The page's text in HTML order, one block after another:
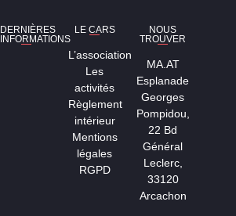
DERNIÈRES
INFORMATIONS
LE CARS
L’association
Les
activités
Règlement
intérieur
Mentions
légales
RGPD
NOUS
TROUVER
MA.AT
Esplanade
Georges
Pompidou,
22 Bd
Général
Leclerc,
33120
Arcachon